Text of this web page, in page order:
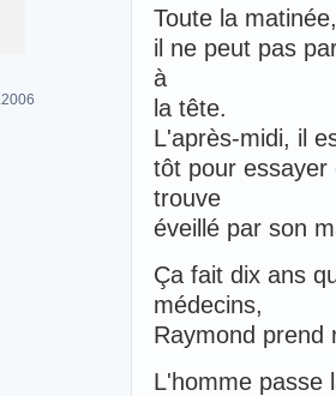
Toute la
il ne peut pas
à
la tête.
L'après-midi, il
tôt pour essayer
trouve
éveillé par son
Ça fait dix ans
médecins,
Raymond prend
L'homme passe